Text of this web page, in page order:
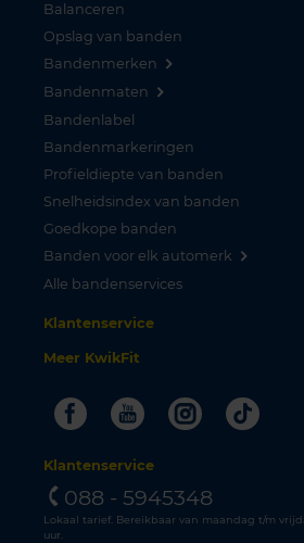
Balanceren
Opslag van banden
Bandenmerken
Bandenmaten
Bandenlabel
Bandenmarkeringen
Profieldiepte van banden
Snelheidsindex van banden
Goedkope banden
Banden voor elk automerk
Alle bandenservices
Klantenservice
Meer KwikFit
FacebookYoutubeInstagram
Tiktok
Klantenservice
088 - 5945348
Lokaal tarief. Bereikbaar van maandag t/m
uur.